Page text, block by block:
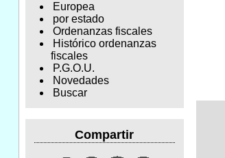
Europea
por estado
Ordenanzas fiscales
Histórico ordenanzas
fiscales
P.G.O.U.
Novedades
Buscar
Compartir